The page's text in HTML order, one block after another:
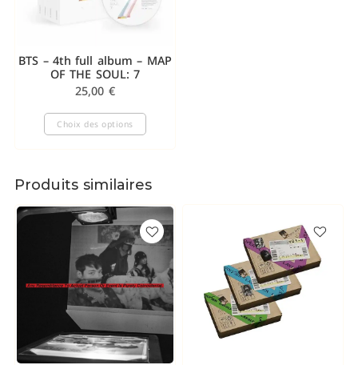
BTS – 4th full album – MAP
OF THE SOUL: 7
25,00 €
Choix des options
Produits similaires